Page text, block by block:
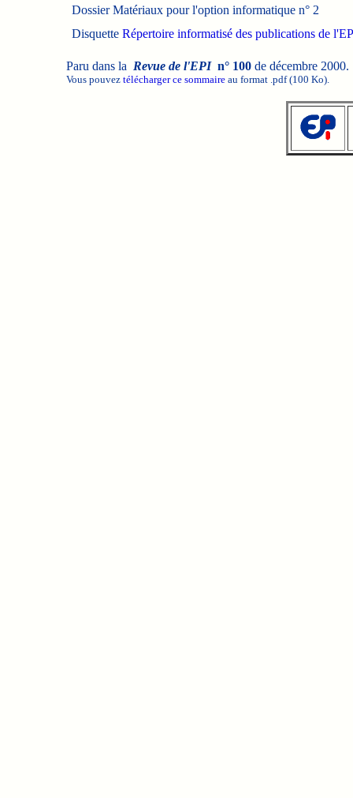
DossierMatériaux pour l'option informatique n° 2
Disquette Répertoire informatisé des publications de
Paru dans la Revue de l'EPI n° 100de décembre 2000.
Vous pouvez télécharger ce sommaireau format .pdf (100 Ko).